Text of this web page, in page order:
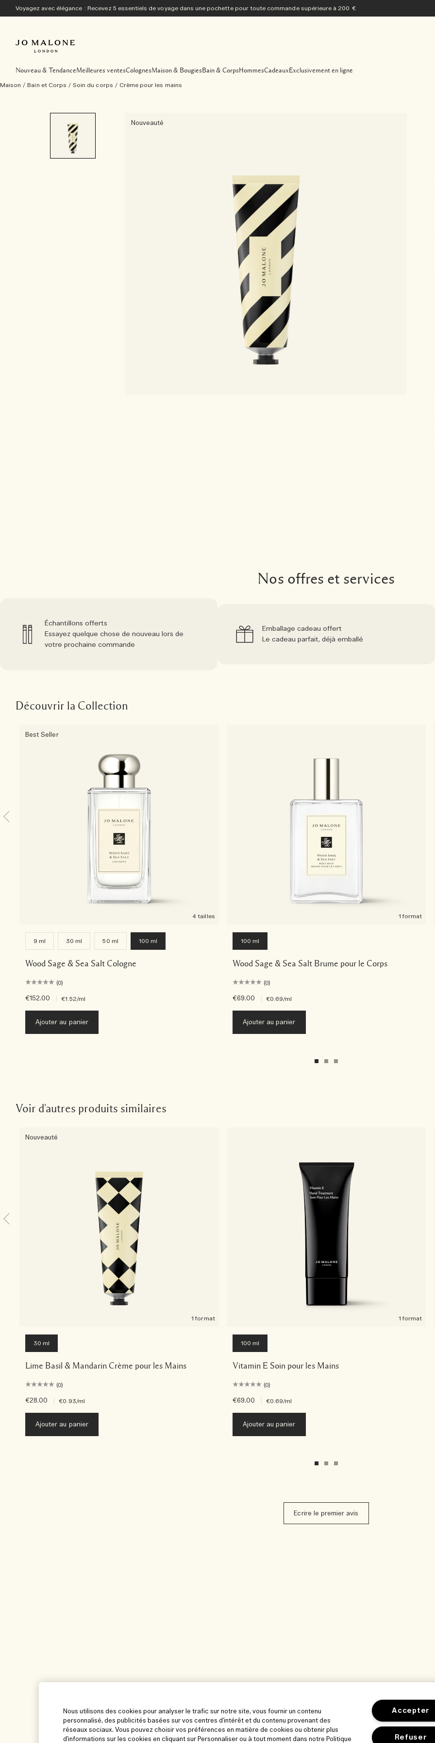
Voyagez avec élégance : Recevez 5 essentiels de voyage dans une pochette pour toute commande supérieure à 200 €
Nouveau & TendanceMeilleures ventesColognesMaison & BougiesBain & CorpsHommesCadeaux Exclusivement en ligne
Maison / Bain et Corps / Soin du corps / Crème pour les mains
Nouveauté
Nos offres et services
Échantillons offerts
Essayez quelque chose de nouveau lors de
votre prochaine commande
Emballage cadeau offert
Le cadeau parfait, déjà emballé
Découvrir la Collection
Best Seller
4 tailles
9 ml 30 ml 50 ml 100 ml
Wood Sage & Sea Salt Cologne
(0)
€152.00 €1.52/ml
Ajouter au panier
1 format
100 ml
Wood Sage & Sea Salt Brume pour le Corps
(0)
€69.00 €0.69/ml
Ajouter au panier
Voir d'autres produits similaires
Nouveauté
1 format
30 ml
Lime Basil & Mandarin Crème pour les Mains
(0)
€28.00 €0.93/ml
Ajouter au panier
1 format
100 ml
Vitamin E Soin pour les Mains
(0)
€69.00 €0.69/ml
Ajouter au panier
Ecrire le premier avis
Nous utilisons des cookies pour analyser le trafic sur notre site, vous fournir un contenu
personnalisé, des publicités basées sur vos centres d'intérêt et du contenu provenant des
réseaux sociaux. Vous pouvez choisir vos préférences en matière de cookies ou obtenir plus
d'informations sur les cookies en cliquant sur Personnaliser ou à tout moment dans notre Politique
Accepter
Refuser